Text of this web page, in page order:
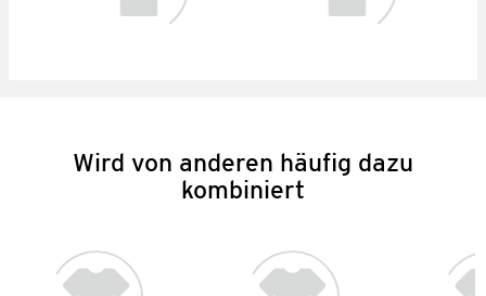
Wird von anderen häufig dazu
kombiniert